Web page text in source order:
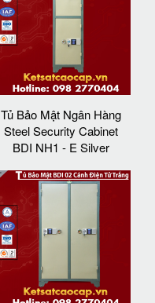
Tủ Bảo Mật Ngân Hàng
Steel Security Cabinet
BDI NH1 - E Silver